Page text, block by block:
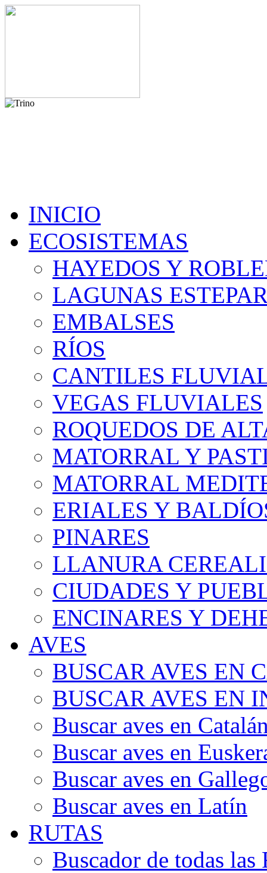
INICIO
ECOSISTEMAS
HAYEDOS Y
LAGUNAS
EMBALSES
RÍOS
CANTILES
VEGAS FLUVIALES
ROQUEDOS DE
MATORRAL Y
MATORRAL
ERIALES Y
PINARES
LLANURA
CIUDADES Y
ENCINARES Y
AVES
BUSCAR AVES EN
BUSCAR AVES EN
Buscar aves en
Buscar aves en
Buscar aves en
Buscar aves en Latín
RUTAS
Buscador de todas las